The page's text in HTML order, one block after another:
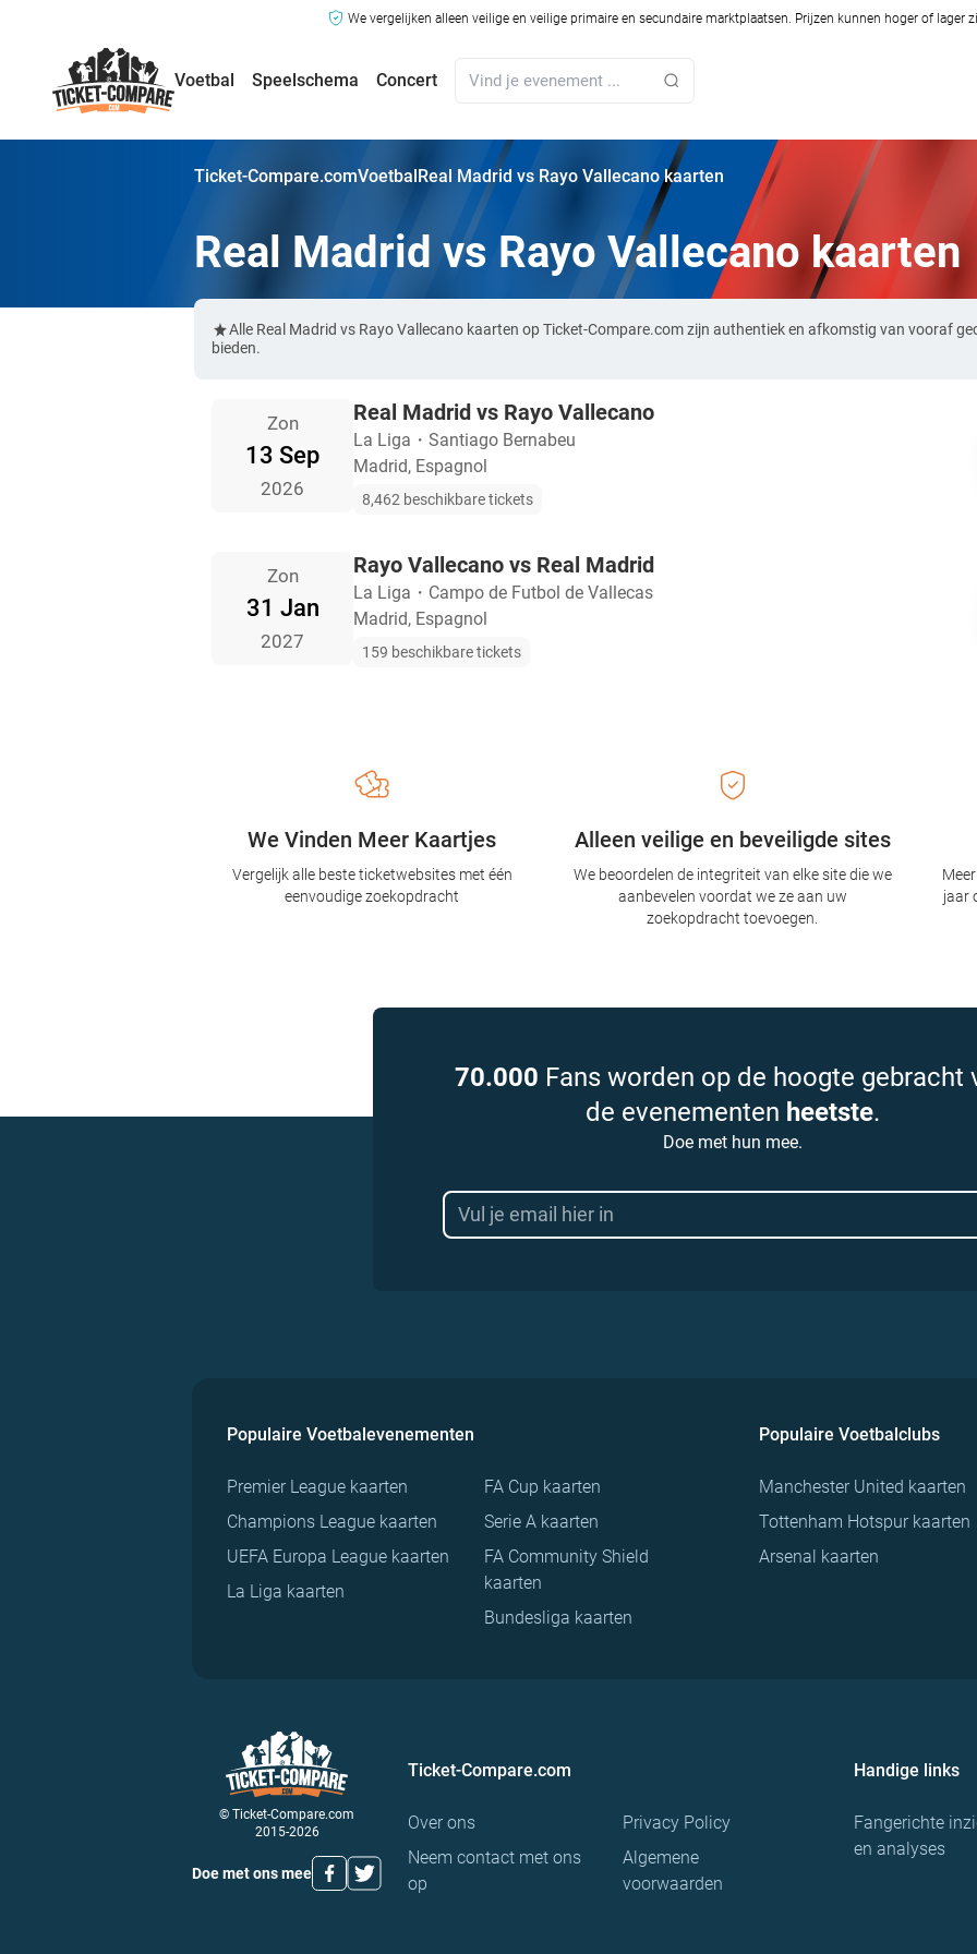
We vergelijken alleen veilige en veilige primaire en secundaire marktplaatsen. Prijzen kunnen hoger of lager
Voetbal Speelschema Concert
Ticket-Compare.comVoetbalReal Madrid vs Rayo Vallecano kaarten
Real Madrid vs Rayo Vallecano kaarten
Alle Real Madrid vs Rayo Vallecano kaarten op Ticket-Compare.com zijn authentiek en afkomstig van vooraf
bieden.
Zon
13 Sep
2026
Real Madrid vs Rayo Vallecano
La Liga ・ Santiago Bernabeu
Madrid, Espagnol
8,462 beschikbare tickets
Zon
31 Jan
2027
Rayo Vallecano vs Real Madrid
La Liga ・ Campo de Futbol de Vallecas
Madrid, Espagnol
159 beschikbare tickets
Alleen veilige en beveiligde sites
We beoordelen de integriteit van elke site die we
aanbevelen voordat we ze aan uw
zoekopdracht toevoegen.
We Vinden Meer Kaartjes
Vergelijk alle beste ticketwebsites met één
eenvoudige zoekopdracht
jaar
70.000 Fans worden op de hoogte gebracht
de evenementen heetste.
Doe met hun mee.
Populaire Voetbalevenementen
Premier League kaarten
Champions League kaarten
UEFA Europa League kaarten
La Liga kaarten
FA Cup kaarten
Serie A kaarten
FA Community Shield
kaarten
Bundesliga kaarten
Populaire Voetbalclubs
Manchester United kaarten
Tottenham Hotspur kaarten
Arsenal kaarten
© Ticket-Compare.com
2015-2026
Doe met ons mee
Ticket-Compare.com
Over ons
Neem contact met ons
op
Privacy Policy
Algemene
voorwaarden
Handige links
Fangerichte
en analyses